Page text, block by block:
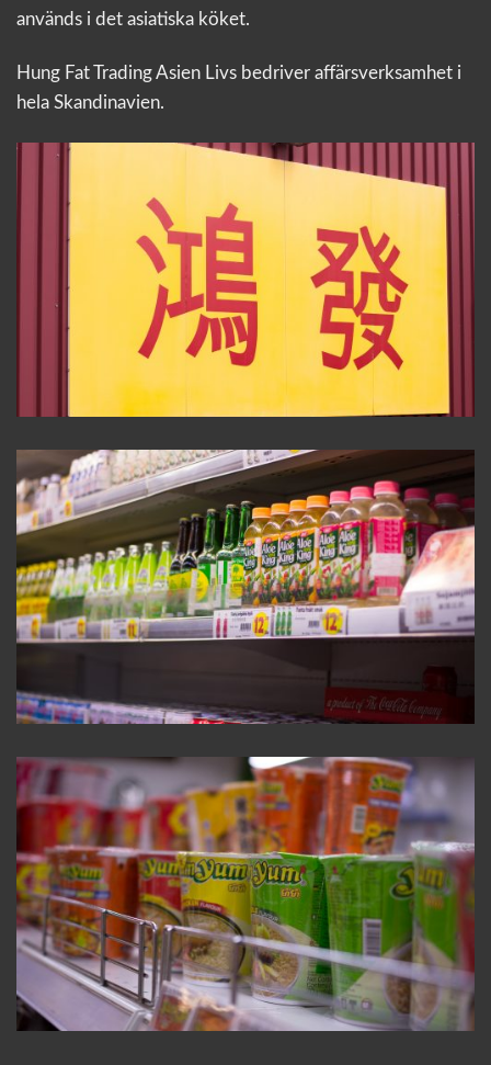
används i det asiatiska köket.
Hung Fat Trading Asien Livs bedriver affärsverksamhet i
hela Skandinavien.